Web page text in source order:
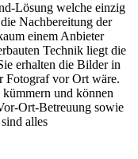
Lösung welche einzig
Nachbereitung der
einem Anbieter
Technik liegt die
erhalten die Bilder in
Fotograf vor Ort wäre.
und können
Ort-Betreuung sowie
alles